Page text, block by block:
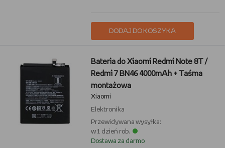
DODAJ DO KOSZYKA
Bateria do Xiaomi Redmi Note 8T /
Redmi 7 BN46 4000mAh + Taśma
montażowa
Xiaomi
Elektronika
Przewidywana wysyłka:
w 1 dzień rob.
Dostawa za darmo